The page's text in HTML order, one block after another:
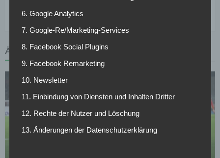
ÄHNLICHE ARTIKEL
BORUSSIA DORTMUND
6. Google Analytics
7. Google-Re/Marketing-Services
8. Facebook Social Plugins
9. Facebook Remarketing
10. Newsletter
11. Einbindung von Diensten und Inhalten Dritter
12. Rechte der Nutzer und Löschung
13. Änderungen der Datenschutzerklärung